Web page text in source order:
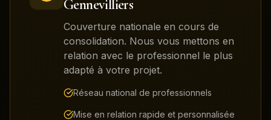
Gennevilliers
Couverture nationale en cours de
consolidation. Nous vous mettons en
relation avec le professionnel le plus
adapté à votre projet.
Réseau national de professionnels
Mise en relation rapide et personnalisée